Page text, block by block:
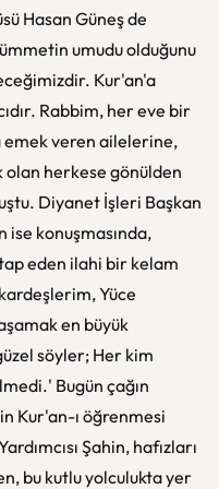
Hasan Güneş de
umudu olduğunu
Kur'an'a
Rabbim, her eve bir
emek veren ailelerine,
olan herkese gönülden
Diyanet İşleri Başkan
ise konuşmasında,
eden ilahi bir kelam
Yüce
en büyük
söyler; Her kim
Bugün çağın
Kur'an-ı öğrenmesi
Şahin, hafızları
bu kutlu yolculukta yer